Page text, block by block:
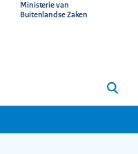
Ministerie van
Buitenlandse Zaken
Zoeken